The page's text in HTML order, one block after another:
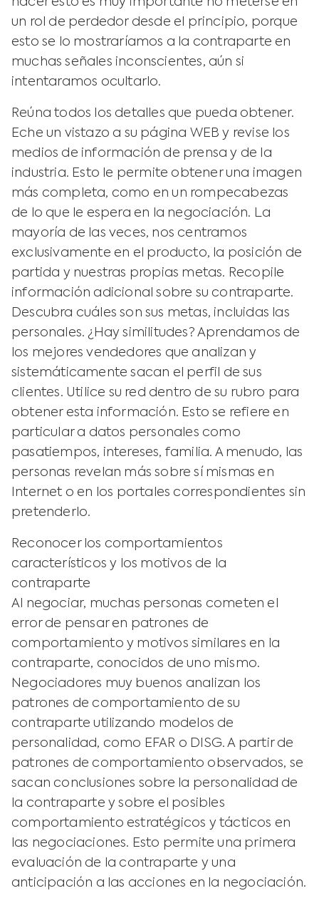
un rol de perdedor desde el principio, porque
esto se lo mostraríamos a la contraparte en
muchas señales inconscientes, aún si
intentaramos ocultarlo.
Reúna todos los detalles que pueda obtener.
Eche un vistazo a su página WEB y revise los
medios de información de prensa y de la
industria. Esto le permite obtener una imagen
más completa, como en un rompecabezas
de lo que le espera en la negociación. La
mayoría de las veces, nos centramos
exclusivamente en el producto, la posición de
partida y nuestras propias metas. Recopile
información adicional sobre su contraparte.
Descubra cuáles son sus metas, incluidas las
personales. ¿Hay similitudes? Aprendamos de
los mejores vendedores que analizan y
sistemáticamente sacan el perfil de sus
clientes. Utilice su red dentro de su rubro para
obtener esta información. Esto se refiere en
particular a datos personales como
pasatiempos, intereses, familia. A menudo, las
personas revelan más sobre sí mismas en
Internet o en los portales correspondientes sin
pretenderlo.
Reconocer los comportamientos
característicos y los motivos de la
contraparte
Al negociar, muchas personas cometen el
error de pensar en patrones de
comportamiento y motivos similares en la
contraparte, conocidos de uno mismo.
Negociadores muy buenos analizan los
patrones de comportamiento de su
contraparte utilizando modelos de
personalidad, como EFAR o DISG. A partir de
patrones de comportamiento observados, se
sacan conclusiones sobre la personalidad de
la contraparte y sobre el posibles
comportamiento estratégicos y tácticos en
las negociaciones. Esto permite una primera
evaluación de la contraparte y una
anticipación a las acciones en la negociación.